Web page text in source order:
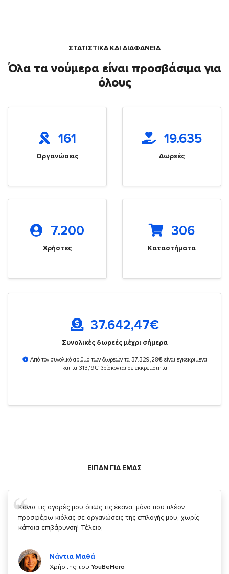
ΣΤΑΤΙΣΤΙΚΑ ΚΑΙ ΔΙΑΦΑΝΕΙΑ
Όλα τα νούμερα είναι προσβάσιμα για
όλους
161
Οργανώσεις
19.635
Δωρεές
7.200
Χρήστες
306
Καταστήματα
37.642,47€
Συνολικές δωρεές μέχρι σήμερα
Από τον συνολικό αριθμό των δωρεών τα 37.329,28€ είναι εγκεκριμένα
και τα 313,19€ βρίσκονται σε εκκρεμότητα
ΕΙΠΑΝ ΓΙΑ ΕΜΑΣ
Σας ευχαριστώ που μας δίνετε την δυνατότητα να κάνουμε
κάτι!
Χρήστης τουYouBeHero